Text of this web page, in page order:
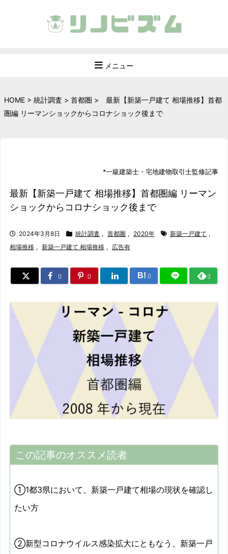
メニュー
HOME > 統計調査 > 首都圏 >
最新【新築一戸建て 相場推移】首都
圏編 リーマンショックからコロナショック後まで
*一級建築士 ・ 宅地建物取引士監修記事
最新【新築一戸建て 相場推移】首都圏編 リーマン
ショックからコロナショック後まで
2024年3月8日 統計調査 , 首都圏 , 2020年 新築一戸建て ,
相場推移 , 新築一戸建て 相場推移 , 広告有
0 0 B! 0 3
この記事のオススメ読者
①1都3県において、新築一戸建て相場の現状を確認し
たい方
②新型コロナウイルス感染拡大にともなう、新築一戸